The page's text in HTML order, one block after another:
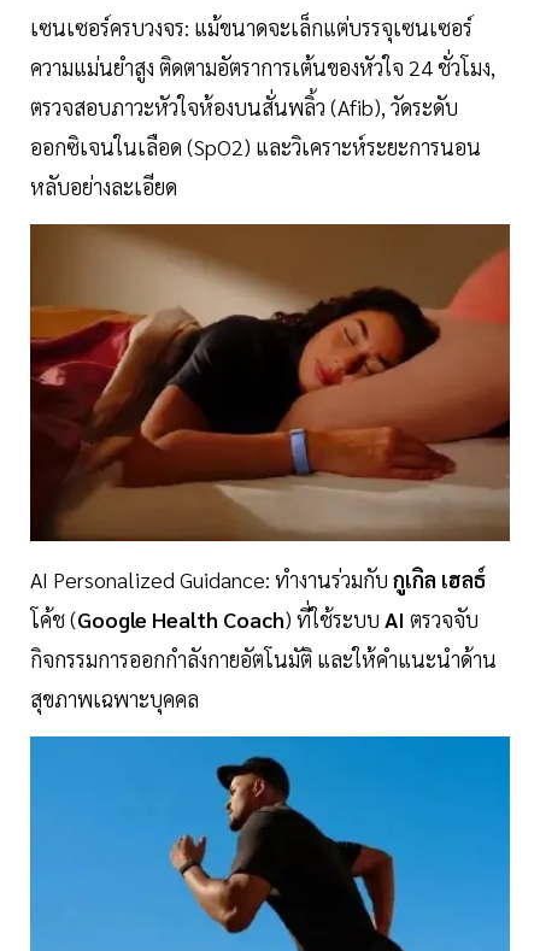
​เซนเซอร์ครบวงจร: แม้ขนาดจะเล็กแต่บรรจุเซนเซอร์
ความแม่นยำสูง ติดตามอัตราการเต้นของหัวใจ 24 ชั่วโมง,
ตรวจสอบภาวะหัวใจห้องบนสั่นพลิ้ว (Afib), วัดระดับ
ออกซิเจนในเลือด (SpO2) และวิเคราะห์ระยะการนอน
หลับอย่างละเอียด
​AI Personalized Guidance: ทำงานร่วมกับ กูเกิล เฮลธ์
โค้ช (Google Health Coach) ที่ใช้ระบบ AI ตรวจจับ
กิจกรรมการออกกำลังกายอัตโนมัติ และให้คำแนะนำด้าน
สุขภาพเฉพาะบุคคล